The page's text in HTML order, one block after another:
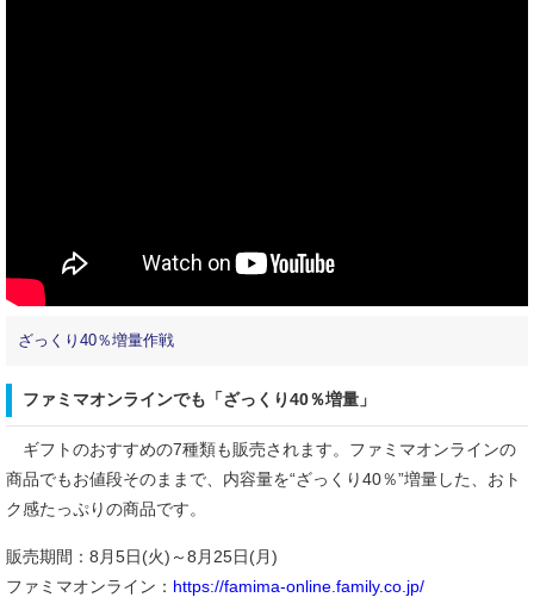
ざっくり40％増量作戦
ファミマオンラインでも「ざっくり40％増量」
ギフトのおすすめの7種類も販売されます。ファミマオンラインの
商品でもお値段そのままで、内容量を“ざっくり40％”増量した、おト
ク感たっぷりの商品です。
販売期間：8月5日(火)～8月25日(月)
ファミマオンライン： https://famima-online.family.co.jp/